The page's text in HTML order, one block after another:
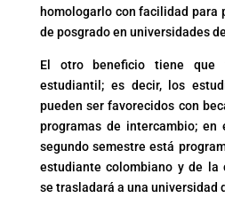
homologarlo con facilidad para
de posgrado en universidades
El otro beneficio tiene que
estudiantil; es decir, los
pueden ser favorecidos con
programas de intercambio; en
segundo semestre está
estudiante colombiano y de la
se trasladará a una universidad